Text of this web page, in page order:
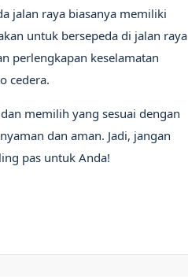
jalan raya biasanya memiliki
untuk bersepeda di jalan raya
perlengkapan keselamatan
cedera.
memilih yang sesuai dengan
dan aman. Jadi, jangan
pas untuk Anda!